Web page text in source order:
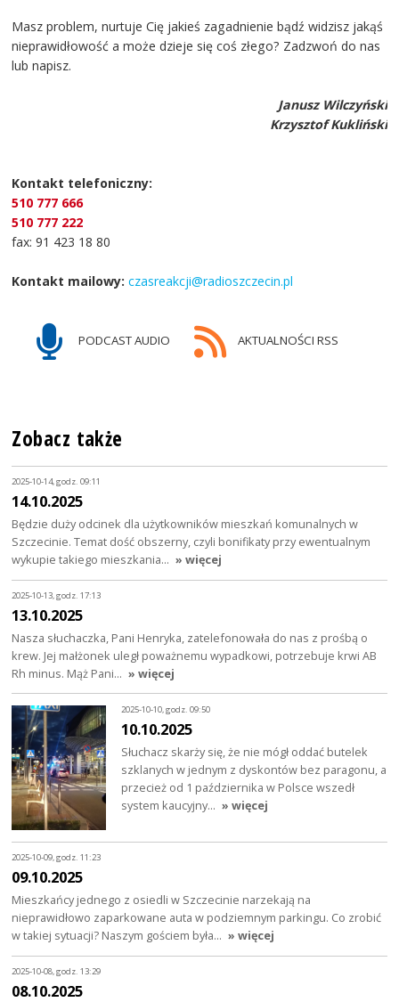
Masz problem, nurtuje Cię jakieś zagadnienie bądź widzisz jakąś
nieprawidłowość a może dzieje się coś złego? Zadzwoń do nas
lub napisz.
Janusz Wilczyński
Krzysztof Kukliński
Kontakt telefoniczny:
510 777 666
510 777 222
fax: 91 423 18 80
Kontakt mailowy: czasreakcji@radioszczecin.pl
PODCAST AUDIO AKTUALNOŚCI RSS
Zobacz także
2025-10-14, godz. 09:11
14.10.2025
Będzie duży odcinek dla użytkowników mieszkań komunalnych w
Szczecinie. Temat dość obszerny, czyli bonifikaty przy ewentualnym
wykupie takiego mieszkania… » więcej
2025-10-13, godz. 17:13
13.10.2025
Nasza słuchaczka, Pani Henryka, zatelefonowała do nas z prośbą o
krew. Jej małżonek uległ poważnemu wypadkowi, potrzebuje krwi AB
Rh minus. Mąż Pani… » więcej
2025-10-10, godz. 09:50
10.10.2025
Słuchacz skarży się, że nie mógł oddać butelek
szklanych w jednym z dyskontów bez paragonu, a
przecież od 1 października w Polsce wszedł
system kaucyjny… » więcej
2025-10-09, godz. 11:23
09.10.2025
Mieszkańcy jednego z osiedli w Szczecinie narzekają na
nieprawidłowo zaparkowane auta w podziemnym parkingu. Co zrobić
w takiej sytuacji? Naszym gościem była… » więcej
2025-10-08, godz. 13:29
08.10.2025